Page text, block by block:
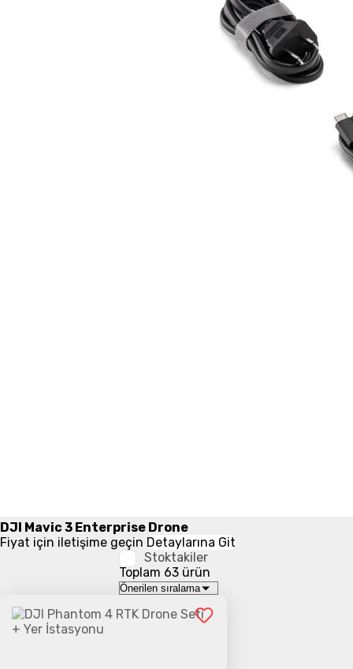
DJI Mavic 3 Enterprise Drone
Fiyat için iletişime geçin Detaylarına Git
Stoktakiler
Toplam 63 ürün